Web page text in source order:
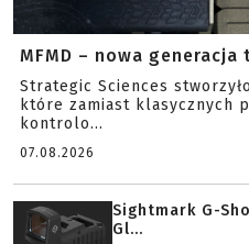
MFMD – nowa generacja
Strategic Sciences
które zamiast klasycznych
kontrolo...
07.08.2026
Sightmark G-
Gl...